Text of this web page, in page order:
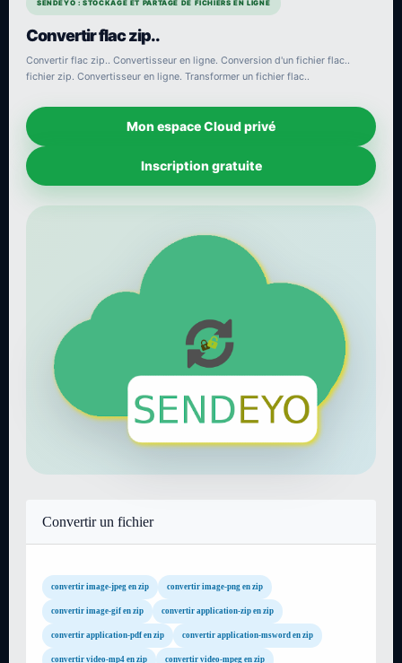
SENDEYO : STOCKAGE ET PARTAGE DE FICHIERS EN LIGNE
Convertir flac zip..
Convertir flac zip.. Convertisseur en ligne. Conversion d'un fichier flac..
fichier zip. Convertisseur en ligne. Transformer un fichier flac..
Mon espace Cloud privé
Inscription gratuite
Convertir un fichier
convertir image-jpeg en zip convertir image-png en zip
convertir image-gif en zip convertir application-zip en zip
convertir application-pdf en zip convertir application-msword en zip
convertir video-mp4 en zip convertir video-mpeg en zip